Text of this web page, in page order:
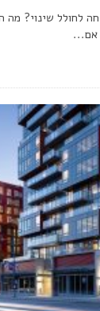
לחולל שינוי? מה
אם...